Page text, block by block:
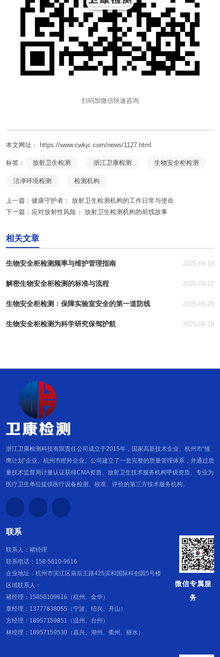
扫码加微信快速咨询
本文网址： https://www.cwkjc.com/news/1127.html
标签： 放射卫生检测 浙江卫康检测 生物安全柜检测
洁净环境检测 检测机构
上一篇： 健康守护者： 放射卫生检测机构的工作日常与使命
下一篇： 应对放射性风险： 放射卫生检测机构的前线故事
相关文章
2025-08-19
生物安全柜检测频率与维护管理指南
2025-08-22
解密生物安全柜检测的标准与流程
2025-08-25
生物安全柜检测：保障实验室安全的第一道防线
2025-08-28
生物安全柜检测为科学研究保驾护航
浙江卫康检测科技有限责任公司成立于2015年，国家高新技术企业、杭州市“雏
鹰计划”企业、杭州市瞪羚企业。公司建立了一套完整的质量管理体系，并通过质
量技术监督局计量认证获得CMA资质、放射卫生技术服务机构甲级资质、专业为
医疗卫生单位提供医疗设备检测、校准、评价的第三方技术服务机构。
联系
联系人：褚经理
联系电话：158-5810-9616
企业地址：杭州市滨江区庙后王路425滨和国际科创园5号楼
区域联系人：
褚经理：15858109616（杭州、金华）
章经理：13777838055（宁波、绍兴、舟山）
方经理：18957159851（温州、台州）
林经理：18957159530（嘉兴、湖州、衢州、丽水）
微信专属服
务